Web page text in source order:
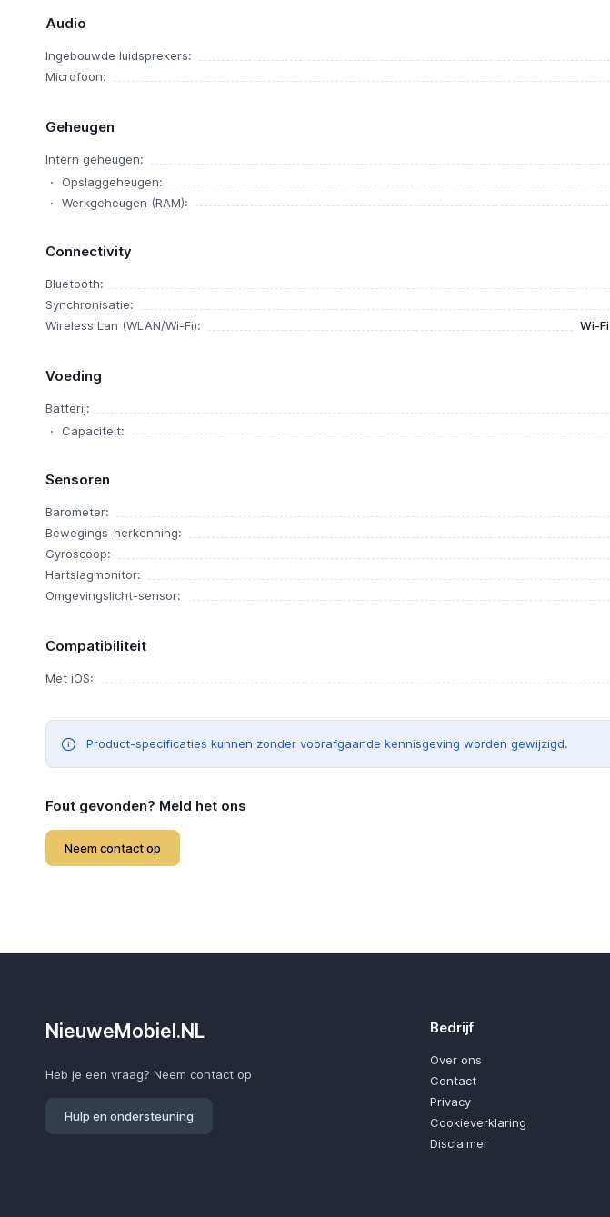
Audio
Ingebouwde luidsprekers:
Microfoon:
Geheugen
Intern geheugen:
Opslaggeheugen:
Werkgeheugen (RAM):
Connectivity
Bluetooth:
Synchronisatie:
Wireless Lan (WLAN/Wi-Fi):
Wi-
Voeding
Batterij:
Capaciteit:
Sensoren
Barometer:
Bewegings-herkenning:
Gyroscoop:
Hartslagmonitor:
Omgevingslicht-sensor:
Compatibiliteit
Met iOS:
Product-specificaties kunnen zonder voorafgaande kennisgeving worden gewijzigd.
Fout gevonden? Meld het ons
Neem contact op
NieuweMobiel.NL
Heb je een vraag? Neem contact op
Hulp en ondersteuning
Bedrijf
Over ons
Contact
Privacy
Cookieverklaring
Disclaimer